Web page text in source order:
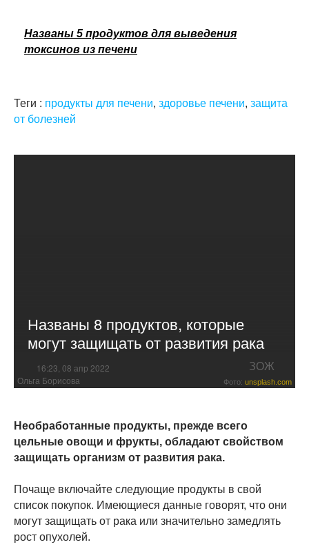
Названы 5 продуктов для выведения
токсинов из печени
Теги : продукты для печени, здоровье печени, защита
от болезней
Названы 8 продуктов, которые
могут защищать от развития рака
16:23, 08 апр 2022 ЗОЖ
Ольга Борисова Фото: unsplash.com
Необработанные продукты, прежде всего
цельные овощи и фрукты, обладают свойством
защищать организм от развития рака.
Почаще включайте следующие продукты в свой
список покупок. Имеющиеся данные говорят, что они
могут защищать от рака или значительно замедлять
рост опухолей.